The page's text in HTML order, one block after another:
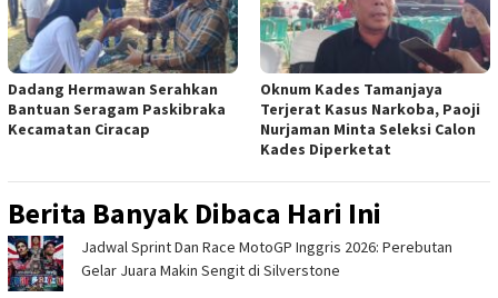
Dadang Hermawan Serahkan
Bantuan Seragam Paskibraka
Kecamatan Ciracap
Oknum Kades Tamanjaya
Terjerat Kasus Narkoba, Paoji
Nurjaman Minta Seleksi Calon
Kades Diperketat
Berita Banyak Dibaca Hari Ini
Jadwal Sprint Dan Race MotoGP Inggris 2026: Perebutan
Gelar Juara Makin Sengit di Silverstone